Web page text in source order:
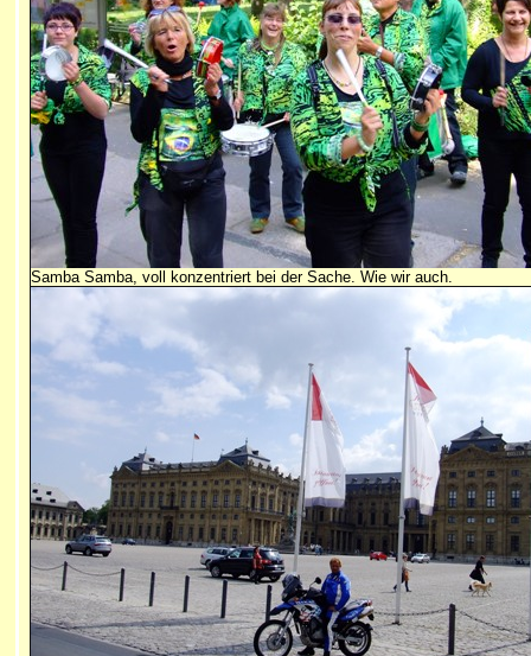
Samba Samba, voll konzentriert bei der Sache. Wie wir auch.